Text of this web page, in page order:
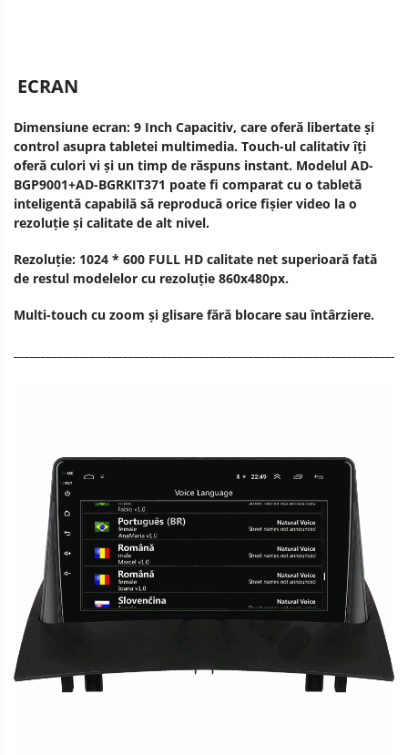
ECRAN
Dimensiune ecran: 9 Inch Capacitiv, care oferă libertate și
control asupra tabletei multimedia. Touch-ul calitativ îți
oferă culori vi și un timp de răspuns instant. Modelul AD-
BGP9001+AD-BGRKIT371 poate fi comparat cu o tabletă
inteligentă capabilă să reproducă orice fișier video la o
rezoluție și calitate de alt nivel.
Rezoluție: 1024 * 600 FULL HD calitate net superioară fată
de restul modelelor cu rezoluție 860x480px.
Multi-touch cu zoom și glisare fără blocare sau întârziere.